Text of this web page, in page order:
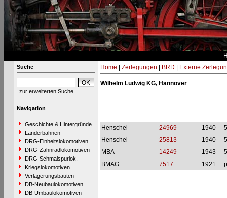
Suche
zur erweiterten Suche
Navigation
Geschichte & Hintergründe
Länderbahnen
DRG-Einheitslokomotiven
DRG-Zahnradlokomotiven
DRG-Schmalspurlok.
Kriegslokomotiven
Verlagerungsbauten
DB-Neubaulokomotiven
DB-Umbaulokomotiven
Home Zerlegungen BRD Externe
Wilhelm Ludwig KG, Hannover
Henschel 24969 1940
Henschel
25813 1940
MBA
14249 1943
BMAG
7517 1921